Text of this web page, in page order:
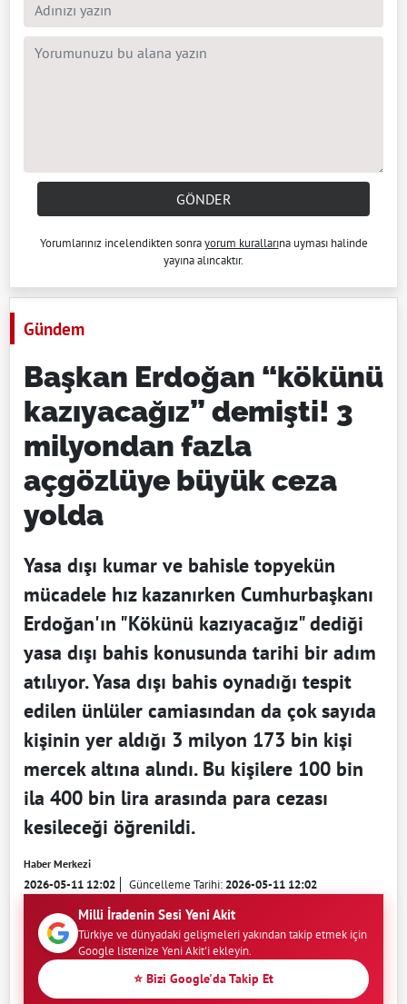
GÖNDER
Yorumlarınız incelendikten sonrayorum kurallarına uyması halinde
yayına alıncaktır.
Gündem
Başkan Erdoğan “kökünü
kazıyacağız” demişti! 3
milyondan fazla
açgözlüye büyük ceza
yolda
Yasa dışı kumar ve bahisle topyekün
mücadele hız kazanırken Cumhurbaşkanı
Erdoğan'ın "Kökünü kazıyacağız" dediği
yasa dışı bahis konusunda tarihi bir adım
atılıyor. Yasa dışı bahis oynadığı tespit
edilen ünlüler camiasından da çok sayıda
kişinin yer aldığı 3 milyon 173 bin kişi
mercek altına alındı. Bu kişilere 100 bin
ila 400 bin lira arasında para cezası
kesileceği öğrenildi.
Haber Merkezi
2026-05-11 12:02 Güncelleme Tarihi:2026-05-11 12:02
Milli İradenin Sesi Yeni Akit
Türkiye ve dünyadaki gelişmeleri yakından takip etmek için
Google listenize Yeni Akit'i ekleyin.
⭐ Bizi Google'da Takip Et